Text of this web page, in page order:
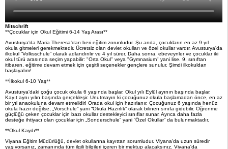
Mitschrift
**Çocuklar için Okul Eğitimi 6-14 Yaş Arası**
Avusturya'da Maria Theresa'dan beri eğitim zorunludur. Şu anda, çocukların en az 9 yıl
okula gitmeleri gerekmektedir. Ücretsiz olan devlet okulları ve özel okullar vardır. Avusturya'da
ilkokul “Volksschule” olarak adlandırılır ve 4 yıl sürer. Daha sonra, ebeveynler ve çocuklar iki
okul türü arasında seçim yapabilir: "Orta Okul" veya "Gymnasium" yani lise. 9. sınıftan
itibaren, eğitime devam etmek için çeşitli seçenekler gençlere sunulur. Şimdi ilkokuldan
başlayalım!
**İlkokul 6-10 Yaş**
Avusturya'daki çoğu çocuk okula 6 yaşında başlar. Okul yılı Eylül ayının başında başlar.
Kayıt aynı yılın başında gerçekleşir. Unutmayın ki çocuğunuz okula başlamadan önce, en az
bir yıl anaokuluna devam etmelidir! Orada okul için hazırlanır. Çocuğunuz 6 yaşında henüz
okula hazır değilse, „Vorschule“ yani “Okula Hazırlık” olarak bilinen sınıfa gidebilir. Öğrenme
güçlüğü çeken çocuklar için bazı okullar destekleyici sınıflar sunar. Ayrıca daha fazla
desteğe ihtiyacı olan çocuklar için „Sonderschule“ yani “Özel Okullar” da bulunmaktadır.
**Okul Kaydı**
Viyana Eğitim Müdürlüğü, devlet okullarına kayıttan sorumludur. Viyana'da uzun süredir
yaşıyorsanız, zamanında tüm ilgili bilgileri içeren bir mektup alacaksınız. Viyana'da